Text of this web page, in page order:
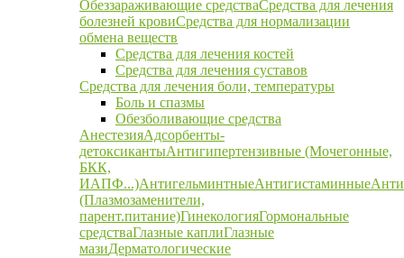
Обеззараживающие средстваСредства для лечения
болезней кровиСредства для нормализации
обмена веществ
Средства для лечения костей
Средства для лечения суставов
Средства для лечения боли, температуры
Боль и спазмы
Обезболивающие средства
АнестезияАдсорбенты-
детоксикантыАнтигипертензивные (Мочегонные,
БКК,
ИАПФ...)АнтигельминтныеАнтигистаминные
(Плазмозаменители,
парент.питание)ГинекологияГормональные
средстваГлазные каплиГлазные
мазиДерматологические